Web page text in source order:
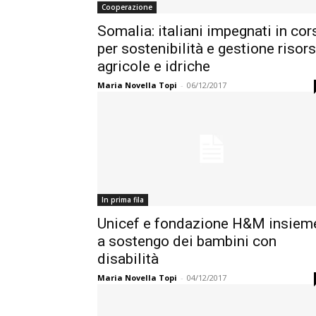
Cooperazione
Somalia: italiani impegnati in
per sostenibilità e gestione
agricole e idriche
Maria Novella Topi - 06/12/2017
In prima fila
Unicef e fondazione H&M
a sostengo dei bambini con
disabilità
Maria Novella Topi - 04/12/2017